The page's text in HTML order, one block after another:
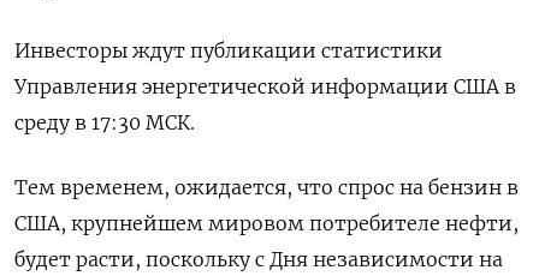
Инвесторы ждут публикации статистики
Управления энергетической информации США в
среду в 17:30 МСК.
Тем временем, ожидается, что спрос на бензин в
США, крупнейшем мировом потребителе нефти,
будет расти, поскольку с Дня независимости на